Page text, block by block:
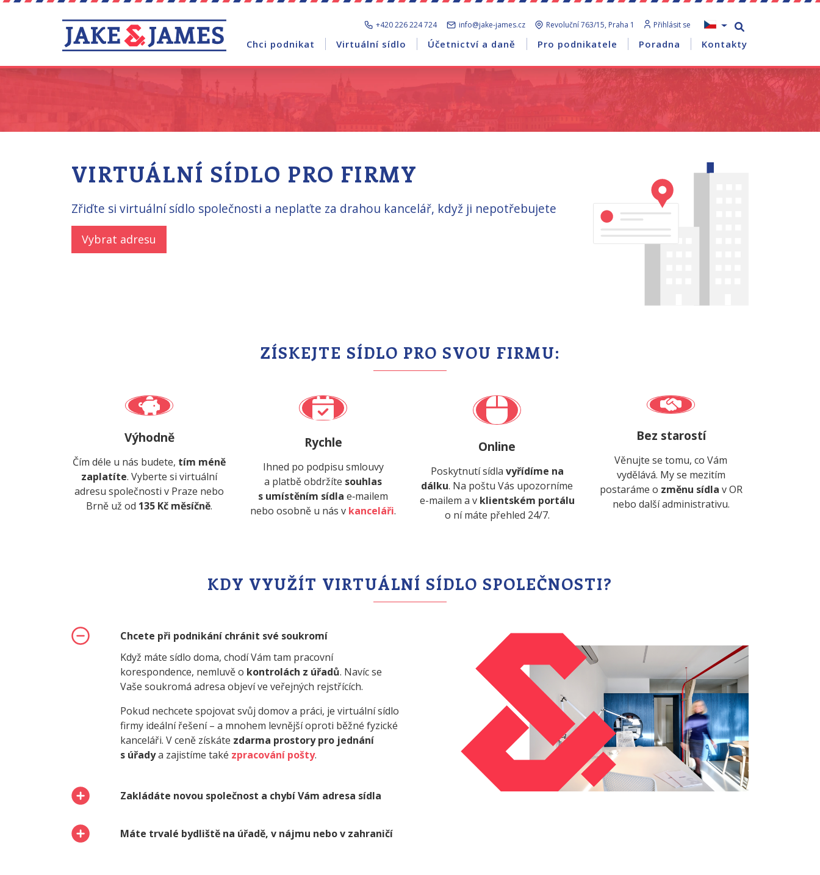
+420 226 224 724 info@jake-james.cz Revoluční 763/15, Praha 1 Přihlásit se
Chci podnikat Virtuální sídlo Účetnictví a daně Pro podnikatele Poradna Kontakty
VIRTUÁLNÍ SÍDLO PRO FIRMY
Zřiďte si virtuální sídlo společnosti a neplaťte za drahou kancelář, když ji nepotřebujete
Vybrat adresu
ZÍSKEJTE SÍDLO PRO SVOU FIRMU:
Výhodně
Čím déle u nás budete, tím méně
zaplatíte. Vyberte si virtuální
adresu společnosti v Praze nebo
Brně už od 135 Kč měsíčně.
Rychle
Ihned po podpisu smlouvy
a platbě obdržíte souhlas
s umístěním sídla e‑mailem
nebo osobně u nás v kanceláři.
Online
Poskytnutí sídla vyřídíme na
dálku. Na poštu Vás upozorníme
e-mailem a v klientském portálu
o ní máte přehled 24/7.
Bez starostí
Věnujte se tomu, co Vám
vydělává. My se mezitím
postaráme o změnu sídla v OR
nebo další administrativu.
KDY VYUŽÍT VIRTUÁLNÍ SÍDLO SPOLEČNOSTI?
Chcete při podnikání chránit své soukromí
Když máte sídlo doma, chodí Vám tam pracovní
korespondence, nemluvě o kontrolách z úřadů. Navíc se
Vaše soukromá adresa objeví ve veřejných rejstřících.
Pokud nechcete spojovat svůj domov a práci, je virtuální sídlo
firmy ideální řešení – a mnohem levnější oproti běžné fyzické
kanceláři. V ceně získáte zdarma prostory pro jednání
s úřadya zajistíme také zpracování pošty.
Zakládáte novou společnost a chybí Vám adresa sídla
Máte trvalé bydliště na úřadě, v nájmu nebo v zahraničí